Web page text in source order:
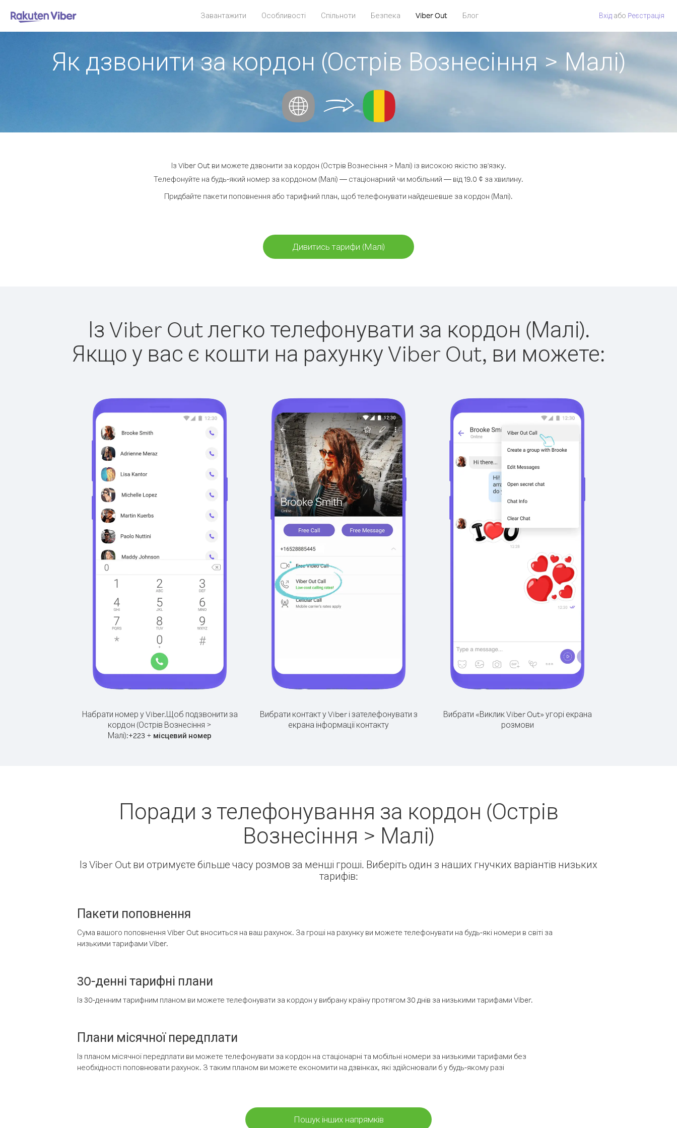
Завантажити Особливості Спільноти Безпека Viber Out Блог Вхід або Pеєстрація
Як дзвонити за кордон (Острів Вознесіння > Малі)
Із Viber Out ви можете дзвонити за кордон (Острів Вознесіння > Малі) із високою якістю зв'язку.
Телефонуйте на будь-який номер за кордоном (Малі) — стаціонарний чи мобільний — від 19.0 ¢ за хвилину.
Придбайте пакети поповнення або тарифний план, щоб телефонувати найдешевше за кордон (Малі).
Дивитись тарифи (Малі)
Із Viber Out легко телефонувати за кордон (Малі).
Якщо у вас є кошти на рахунку Viber Out, ви можете:
Набрати номер у Viber.Щоб подзвонити за
кордон (Острів Вознесіння >
Малі):+223 + місцевий номер
Вибрати контакт у Viber і зателефонувати з
екрана інформації контакту
Вибрати «Виклик Viber Out» угорі екрана
розмови
Поради з телефонування за кордон (Острів
Вознесіння > Малі)
Із Viber Out ви отримуєте більше часу розмов за менші гроші. Виберіть один з наших гнучких варіантів низьких
тарифів:
Пакети поповнення
Сума вашого поповнення Viber Out вноситься на ваш рахунок. За гроші на рахунку ви можете телефонувати на будь-які номери в світі за
низькими тарифами Viber.
30-денні тарифні плани
Із 30-денним тарифним планом ви можете телефонувати за кордон у вибрану країну протягом 30 днів за низькими тарифами Viber.
Плани місячної передплати
Із планом місячної передплати ви можете телефонувати за кордон на стаціонарні та мобільні номери за низькими тарифами без
необхідності поповнювати рахунок. З таким планом ви можете економити на дзвінках, які здійснювали б у будь-якому разі
Пошук інших напрямків